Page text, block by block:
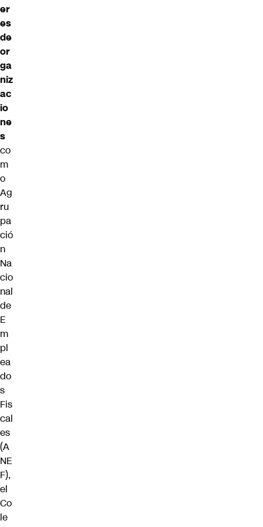
er
es
de
or
ga
niz
ac
io
ne
s
co
m
o
Ag
ru
pa
ció
n
Na
cio
nal
de
E
m
pl
ea
do
s
Fis
cal
es
(A
NE
F),
el
Co
le